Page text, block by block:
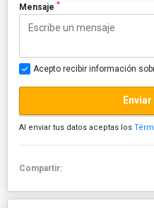
Mensaje *
Acepto recibir información
Al enviar tus datos aceptas los
Compartir: